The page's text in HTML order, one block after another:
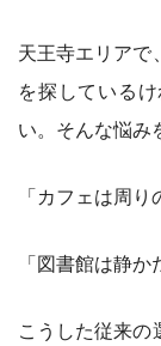
天王寺エリアで
を探している
い。そんな悩み
「カフェは周
「図書館は静
こうした従来の